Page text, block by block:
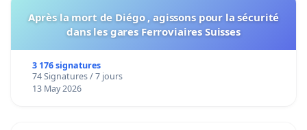
Après la mort de Diégo , agissons pour la sécurité
dans les gares Ferroviaires Suisses
3 176 signatures
74 Signatures / 7 jours
13 May 2026